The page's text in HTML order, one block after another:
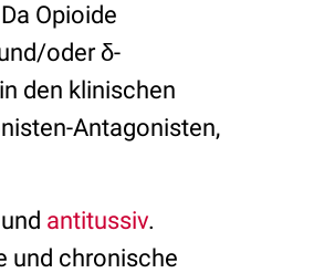
Opioide
oder δ-
den klinischen
Antagonisten,
und antitussiv.
und chronische